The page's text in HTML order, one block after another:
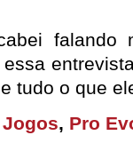
falando
tudo o que
, Pro